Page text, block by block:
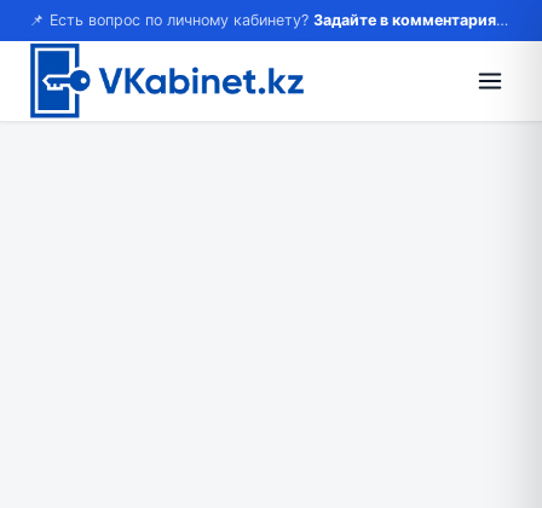
📌 Есть вопрос по личному кабинету? Задайте в комментариях — ответим!